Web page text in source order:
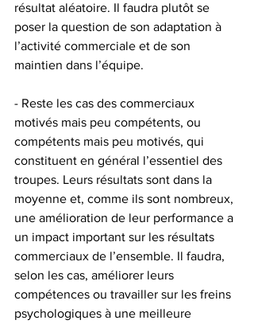
résultat aléatoire. Il faudra plutôt se
poser la question de son adaptation à
l’activité commerciale et de son
maintien dans l’équipe.
- Reste les cas des commerciaux
motivés mais peu compétents, ou
compétents mais peu motivés, qui
constituent en général l’essentiel des
troupes. Leurs résultats sont dans la
moyenne et, comme ils sont nombreux,
une amélioration de leur performance a
un impact important sur les résultats
commerciaux de l’ensemble. Il faudra,
selon les cas, améliorer leurs
compétences ou travailler sur les freins
psychologiques à une meilleure